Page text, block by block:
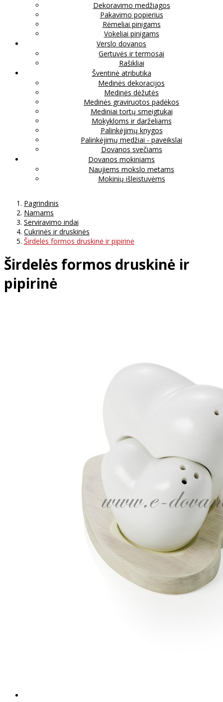
Dekoravimo medžiagos
Pakavimo popierius
Rėmeliai pinigams
Vokeliai pinigams
Verslo dovanos
Gertuvės ir termosai
Rašikliai
Šventinė atributika
Medinės dekoracijos
Medinės dėžutės
Medinės graviruotos padėkos
Mediniai tortų smeigtukai
Mokykloms ir darželiams
Palinkėjimų knygos
Palinkėjimų medžiai - paveikslai
Dovanos svečiams
Dovanos mokiniams
Naujiems mokslo metams
Mokinių išleistuvėms
Pagrindinis
Namams
Serviravimo indai
Cukrinės ir druskinės
Širdelės formos druskinė ir pipirinė
Širdelės formos druskinė ir
pipirinė